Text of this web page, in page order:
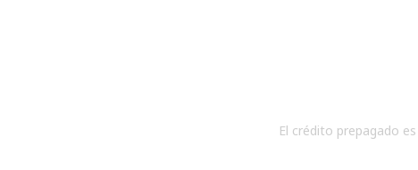
El crédito prepagado